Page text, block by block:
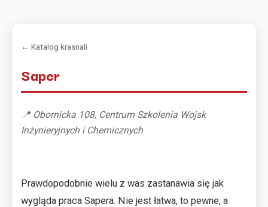
← Katalog krasnali
Saper
📍 Obornicka 108, Centrum Szkolenia Wojsk
Inżynieryjnych i Chemicznych
Prawdopodobnie wielu z was zastanawia się jak
wygląda praca Sapera. Nie jest łatwa, to pewne, a